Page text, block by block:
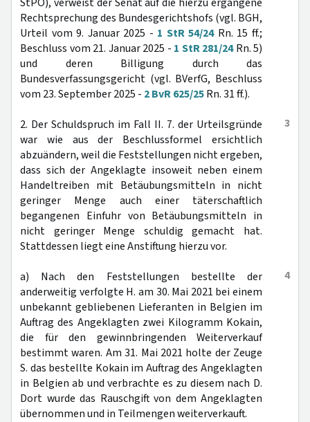
Rechtsprechung des Bundesgerichtshofs (vgl. BGH,
Urteil vom 9. Januar 2025 - 1 StR 54/24Rn. 15 ff.;
Beschluss vom 21. Januar 2025 - 1 StR 281/24Rn. 5)
und deren Billigung durch das
Bundesverfassungsgericht (vgl. BVerfG, Beschluss
vom 23. September 2025 - 2 BvR 625/25Rn. 31 ff.).
3
2. Der Schuldspruch im Fall II. 7. der Urteilsgründe
war wie aus der Beschlussformel ersichtlich
abzuändern, weil die Feststellungen nicht ergeben,
dass sich der Angeklagte insoweit neben einem
Handeltreiben mit Betäubungsmitteln in nicht
geringer Menge auch einer täterschaftlich
begangenen Einfuhr von Betäubungsmitteln in
nicht geringer Menge schuldig gemacht hat.
Stattdessen liegt eine Anstiftung hierzu vor.
4
a) Nach den Feststellungen bestellte der
anderweitig verfolgte H. am 30. Mai 2021 bei einem
unbekannt gebliebenen Lieferanten in Belgien im
Auftrag des Angeklagten zwei Kilogramm Kokain,
die für den gewinnbringenden Weiterverkauf
bestimmt waren. Am 31. Mai 2021 holte der Zeuge
S. das bestellte Kokain im Auftrag des Angeklagten
in Belgien ab und verbrachte es zu diesem nach D.
Dort wurde das Rauschgift von dem Angeklagten
übernommen und in Teilmengen weiterverkauft.